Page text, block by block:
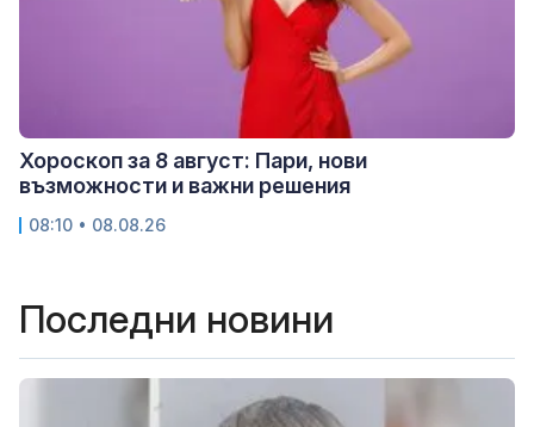
Хороскоп за 8 август: Пари, нови
възможности и важни решения
08:10 • 08.08.26
Последни новини